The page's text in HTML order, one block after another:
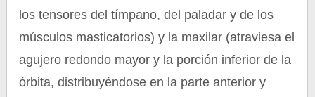
los tensores del tímpano, del paladar y de los
músculos masticatorios) y la maxilar (atraviesa el
agujero redondo mayor y la porción inferior de la
órbita, distribuyéndose en la parte anterior y